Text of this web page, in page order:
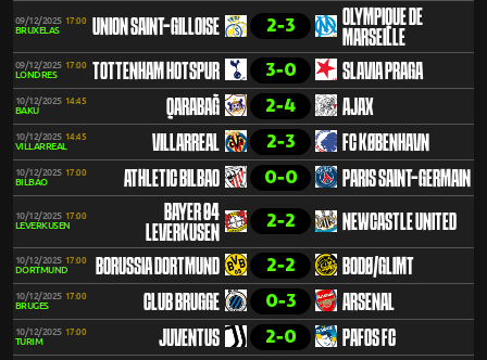
09/12/2025 17:00
BRUXELAS UNION SAINT-GILLOISE 2-3
OLYMPIQUE DE
MARSEILLE
09/12/2025 17:00
LONDRES TOTTENHAM HOTSPUR 3-0 SLAVIA PRAGA
10/12/2025 14:45
BAKU QARABAĞ 2-4 AJAX
10/12/2025 14:45
VILLARREAL VILLARREAL 2-3 FC KØBENHAVN
10/12/2025 17:00
BILBAO ATHLETIC BILBAO 0-0 PARIS SAINT-GERMAIN
10/12/2025 17:00
LEVERKUSEN
BAYER 04
LEVERKUSEN
2-2 NEWCASTLE UNITED
10/12/2025 17:00
DORTMUND BORUSSIA DORTMUND 2-2 BODØ/GLIMT
10/12/2025 17:00
BRUGES CLUB BRUGGE 0-3 ARSENAL
10/12/2025 17:00
TURIM JUVENTUS 2-0 PAFOS FC